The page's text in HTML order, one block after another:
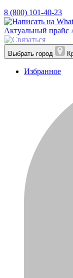
8 (800) 101-40-23
Актуальный прайс
Выбрать город
Избранное